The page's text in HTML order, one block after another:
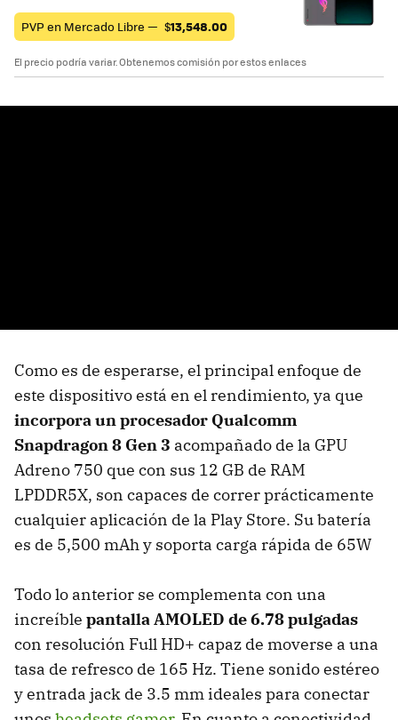
PVP en Mercado Libre — $13,548.00
El precio podría variar. Obtenemos comisión por estos enlaces
Como es de esperarse, el principal enfoque de
este dispositivo está en el rendimiento, ya que
incorpora un procesador Qualcomm
Snapdragon 8 Gen 3 acompañado de la GPU
Adreno 750 que con sus 12 GB de RAM
LPDDR5X, son capaces de correr prácticamente
cualquier aplicación de la Play Store. Su batería
es de 5,500 mAh y soporta carga rápida de 65W
Todo lo anterior se complementa con una
increíble pantalla AMOLED de 6.78 pulgadas
con resolución Full HD+ capaz de moverse a una
tasa de refresco de 165 Hz. Tiene sonido estéreo
y entrada jack de 3.5 mm ideales para conectar